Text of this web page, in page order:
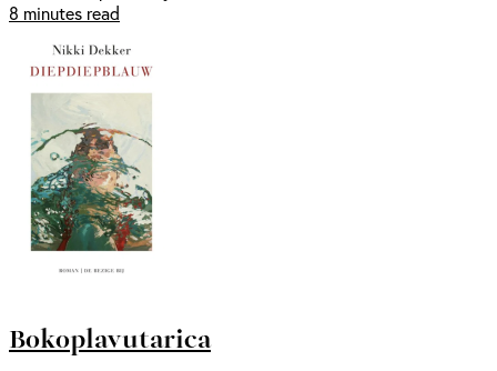
8 minutes read
Bokoplavutarica